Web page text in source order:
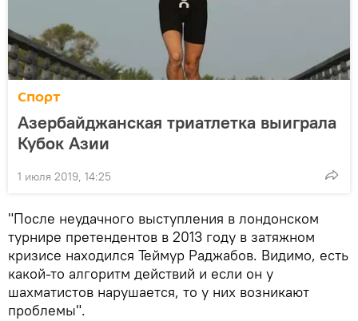
Спорт
Азербайджанская триатлетка выиграла
Кубок Азии
1 июля 2019, 14:25
"После неудачного выступления в лондонском
турнире претендентов в 2013 году в затяжном
кризисе находился Теймур Раджабов. Видимо, есть
какой-то алгоритм действий и если он у
шахматистов нарушается, то у них возникают
проблемы".